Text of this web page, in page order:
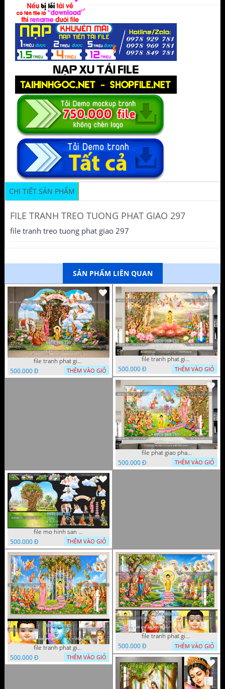
CHI TIẾT SẢN PHẨM
FILE TRANH TREO TUONG PHAT GIAO 297
file tranh treo tuong phat giao 297
SẢN PHẨM LIÊN QUAN
file tranh phat giao tach lop mo hinh vuon lam ty ni 16052026 dao
500.000 Đ
THÊM VÀO GIỎ
file tranh phat giao le phat dan vuon lam ty ni 05052026 dao t6
500.000 Đ
THÊM VÀO GIỎ
file phat giao phat dan vuon lam ty ni 05052026 dao t5
500.000 Đ
THÊM VÀO GIỎ
file mo hinh san khau vuon lam ty ni tach lop file tranh phat giao 16052026 dao
500.000 Đ
THÊM VÀO GIỎ
file tranh phat giao phat dan vuon lam ty ni 05052026 dao t3
500.000 Đ
THÊM VÀO GIỎ
file tranh phat giao phat dan vuon lam ty ni 05052026 dao t1
500.000 Đ
THÊM VÀO GIỎ